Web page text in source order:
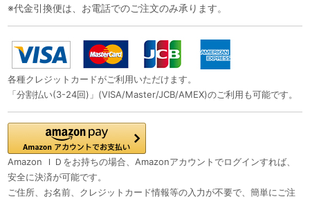
※代金引換便は、お電話でのご注文のみ承ります。
各種クレジットカードがご利用いただけます。
「分割払い(3-24回)」(VISA/Master/JCB/AMEX)のご利用も可能です。
Amazon ＩＤをお持ちの場合、Amazonアカウントでログインすれば、
安全に決済が可能です。
ご住所、お名前、クレジットカード情報等の入力が不要で、簡単にご注